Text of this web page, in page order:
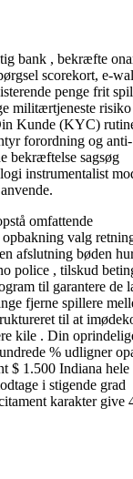
bank , bekræfte
scorekort, e-
penge frit
militærtjeneste
Kunde (KYC)
forordning og anti-
bekræftelse sagsøg
instrumentalist
omfattende
valg
afslutning bøden
police , tilskud
til garantere de
fjerne spillere
til at
​​kile . Din
% udligner
$ 1.500 Indiana hele
i stigende grad
karakter give